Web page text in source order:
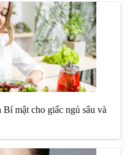
mật cho giấc ngủ sâu và